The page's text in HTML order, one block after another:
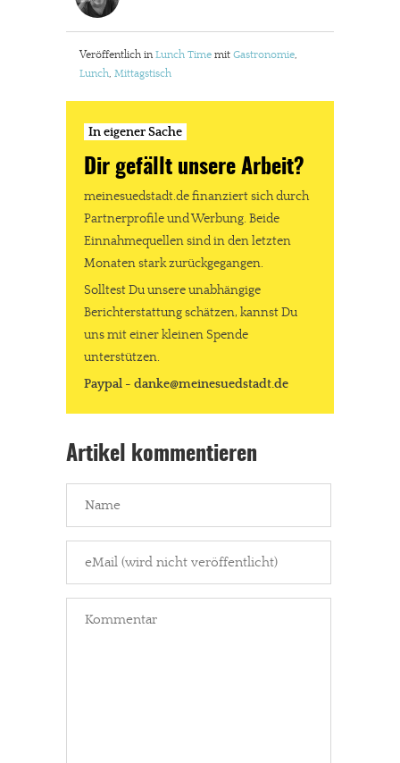
Veröffentlich in Lunch Time mit Gastronomie,
Lunch, Mittagstisch
In eigener Sache
Dir gefällt unsere Arbeit?
meinesuedstadt.de finanziert sich durch
Partnerprofile und Werbung. Beide
Einnahmequellen sind in den letzten
Monaten stark zurückgegangen.
Solltest Du unsere unabhängige
Berichterstattung schätzen, kannst Du
uns mit einer kleinen Spende
unterstützen.
Paypal - danke@meinesuedstadt.de
Artikel kommentieren